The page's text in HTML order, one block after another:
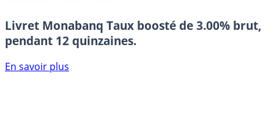
Livret Monabanq Taux boosté de 3.00% brut,
pendant 12 quinzaines.
En savoir plus